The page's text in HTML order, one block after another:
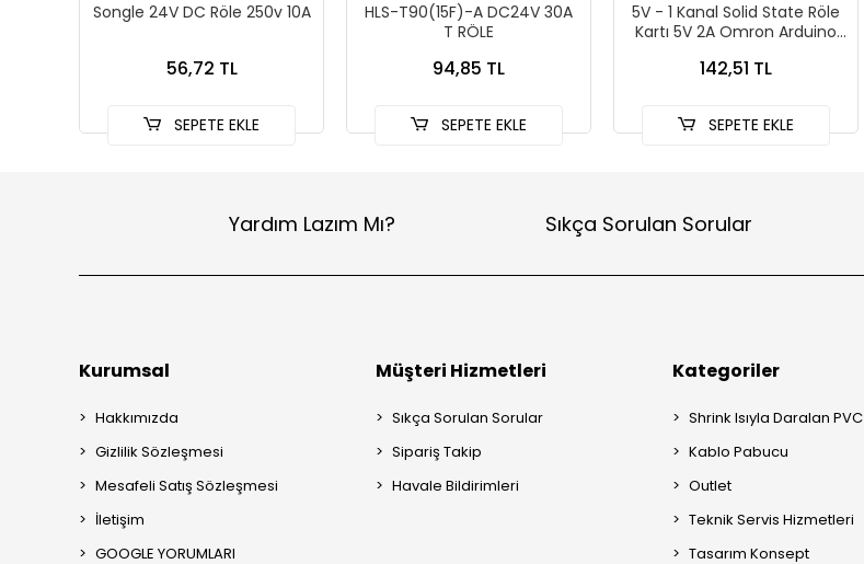
Songle 24V DC Röle 250v 10A
56,72 TL
SEPETE EKLE
HLS-T90(15F)-A DC24V 30A
T RÖLE
94,85 TL
SEPETE EKLE
5V - 1 Kanal Solid State Röle
Kartı 5V 2A Omron Arduino
142,51 TL
SEPETE EKLE
Yardım Lazım Mı? Sıkça Sorulan Sorular
Kurumsal
Hakkımızda
Gizlilik Sözleşmesi
Mesafeli Satış Sözleşmesi
İletişim
GOOGLE YORUMLARI
Müşteri Hizmetleri
Sıkça Sorulan Sorular
Sipariş Takip
Havale Bildirimleri
Kategoriler
Shrink Isıyla Daralan PVC
Kablo Pabucu
Outlet
Teknik Servis Hizmetleri
Tasarım Konsept